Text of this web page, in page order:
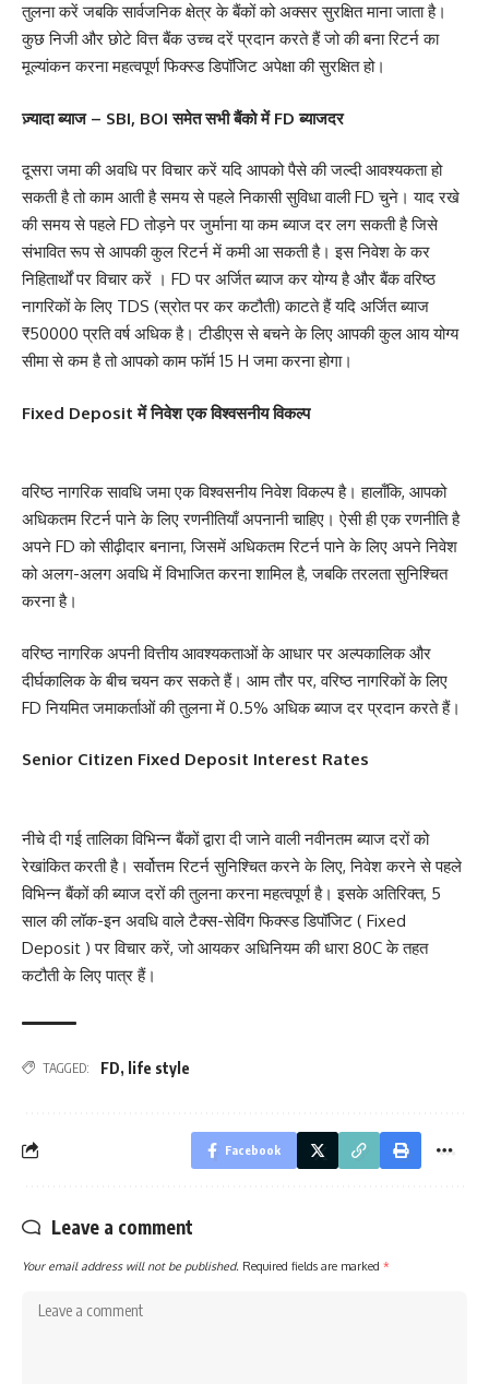
तुलना करें जबकि सार्वजनिक क्षेत्र के बैंकों को अक्सर सुरक्षित माना जाता है।
कुछ निजी और छोटे वित्त बैंक उच्च दरें प्रदान करते हैं जो की बना रिटर्न का
मूल्यांकन करना महत्वपूर्ण फिक्स्ड डिपॉजिट अपेक्षा की सुरक्षित हो।
ज़्यादा ब्याज – SBI, BOI समेत सभी बैंको में FD ब्याजदर
दूसरा जमा की अवधि पर विचार करें यदि आपको पैसे की जल्दी आवश्यकता हो
सकती है तो काम आती है समय से पहले निकासी सुविधा वाली FD चुने। याद रखे
की समय से पहले FD तोड़ने पर जुर्माना या कम ब्याज दर लग सकती है जिसे
संभावित रूप से आपकी कुल रिटर्न में कमी आ सकती है। इस निवेश के कर
निहितार्थों पर विचार करें । FD पर अर्जित ब्याज कर योग्य है और बैंक वरिष्ठ
नागरिकों के लिए TDS (स्रोत पर कर कटौती) काटते हैं यदि अर्जित ब्याज
₹50000 प्रति वर्ष अधिक है। टीडीएस से बचने के लिए आपकी कुल आय योग्य
सीमा से कम है तो आपको काम फॉर्म 15 H जमा करना होगा।
Fixed Deposit में निवेश एक विश्वसनीय विकल्प
वरिष्ठ नागरिक सावधि जमा एक विश्वसनीय निवेश विकल्प है। हालाँकि, आपको
अधिकतम रिटर्न पाने के लिए रणनीतियाँ अपनानी चाहिए। ऐसी ही एक रणनीति है
अपने FD को सीढ़ीदार बनाना, जिसमें अधिकतम रिटर्न पाने के लिए अपने निवेश
को अलग-अलग अवधि में विभाजित करना शामिल है, जबकि तरलता सुनिश्चित
करना है।
वरिष्ठ नागरिक अपनी वित्तीय आवश्यकताओं के आधार पर अल्पकालिक और
दीर्घकालिक के बीच चयन कर सकते हैं। आम तौर पर, वरिष्ठ नागरिकों के लिए
FD नियमित जमाकर्ताओं की तुलना में 0.5% अधिक ब्याज दर प्रदान करते हैं।
Senior Citizen Fixed Deposit Interest Rates
नीचे दी गई तालिका विभिन्न बैंकों द्वारा दी जाने वाली नवीनतम ब्याज दरों को
रेखांकित करती है। सर्वोत्तम रिटर्न सुनिश्चित करने के लिए, निवेश करने से पहले
विभिन्न बैंकों की ब्याज दरों की तुलना करना महत्वपूर्ण है। इसके अतिरिक्त, 5
साल की लॉक-इन अवधि वाले टैक्स-सेविंग फिक्स्ड डिपॉजिट ( Fixed
Deposit ) पर विचार करें, जो आयकर अधिनियम की धारा 80C के तहत
कटौती के लिए पात्र हैं।
TAGGED: FD, life style
Facebook
Leave a comment
Your email address will not be published. Required fields are marked *